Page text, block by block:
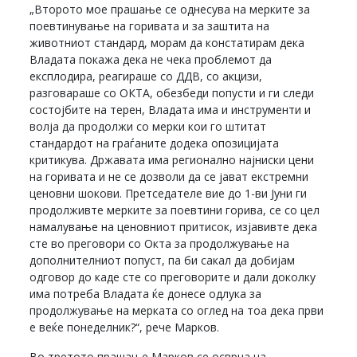
„Второто мое прашање се однесува на мерките за
поевтинување на горивата и за заштита на
животниот стандард, морам да констатирам дека
Владата покажа дека не чека проблемот да
експлодира, реагираше со ДДВ, со акцизи,
разговараше со ОКТА, обезбеди попусти и ги следи
состојбите на терен, Владата има и инструменти и
волја да продолжи со мерки кои го штитат
стандардот на граѓаните додека опозицијата
критикува. Државата има регионално најниски цени
на горивата и не се дозволи да се јават екстремни
ценовни шокови. Претседателе вие до 1-ви Јуни ги
продолживте мерките за поевтини горива, се со цел
намалување на ценовниот притисок, изјавивте дека
сте во преговори со Окта за продолжување на
дополнителниот попуст, па би сакал да добијам
одговор до каде сте со преговорите и дали доколку
има потреба Владата ќе донесе одлука за
продолжување на мерката со оглед на тоа дека први
е веќе понеделник?“, рече Марков.